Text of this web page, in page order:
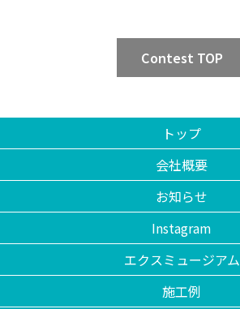
Contest TOP
トップ
会社概要
お知らせ
Instagram
エクスミュージアム
施工例